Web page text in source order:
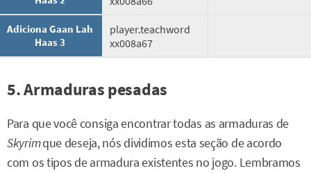
Adiciona Gaan Lah
Haas 3
player.teachword
xx008a67
5. Armaduras pesadas
Para que você consiga encontrar todas as armaduras de
Skyrimque deseja, nós dividimos esta seção de acordo
com os tipos de armadura existentes no jogo. Lembramos